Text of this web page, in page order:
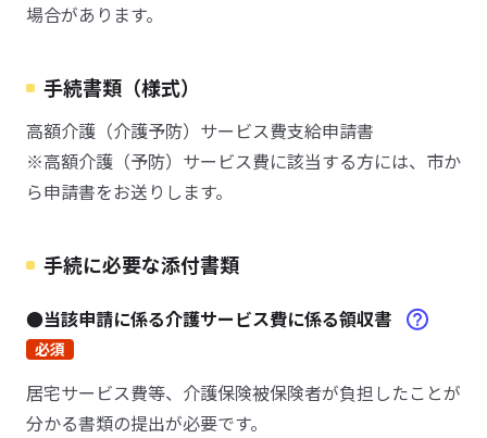
場合があります。
手続書類（様式）
高額介護（介護予防）サービス費支給申請書
※高額介護（予防）サービス費に該当する方には、市か
ら申請書をお送りします。
手続に必要な添付書類
●当該申請に係る介護サービス費に係る領収書
必須
居宅サービス費等、介護保険被保険者が負担したことが
分かる書類の提出が必要です。